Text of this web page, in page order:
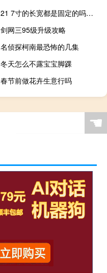
21 7寸的长宽都是固定的吗对吗（21 7寸的长宽都是固定的吗）
剑网三95级升级攻略
名侦探柯南最恐怖的几集
冬天怎么不露宝宝脚踝
春节前做花卉生意行吗
☚